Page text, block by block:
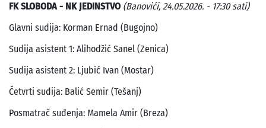
FK SLOBODA - NK JEDINSTVO (Banovići, 24.05.2026. - 17:30 sati)
Glavni sudija: Korman Ernad (Bugojno)
Sudija asistent 1: Alihodžić Sanel (Zenica)
Sudija asistent 2: Ljubić Ivan (Mostar)
Četvrti sudija: Balić Semir (Tešanj)
Posmatrač suđenja: Mamela Amir (Breza)